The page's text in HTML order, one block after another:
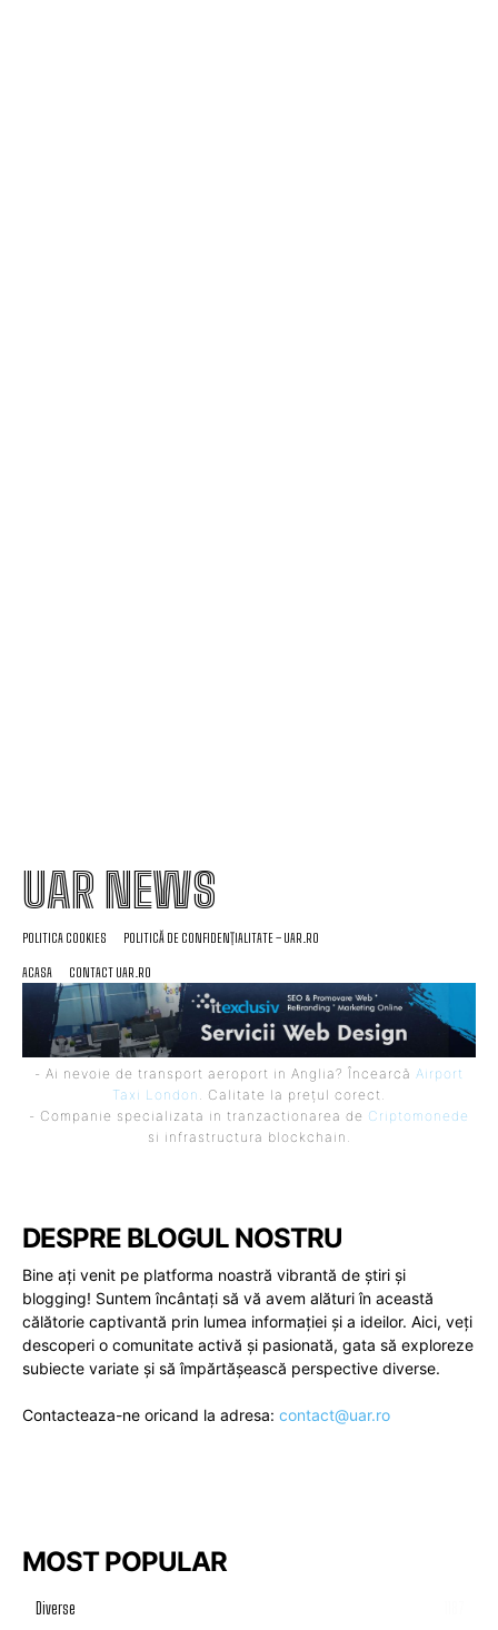
UAR NEWS
POLITICA COOKIES POLITICĂ DE CONFIDENȚIALITATE – UAR.RO
ACASA CONTACT UAR.RO
- Ai nevoie de transport aeroport in Anglia? Încearcă Airport
Taxi London . Calitate la prețul corect.
- Companie specializata in tranzactionarea de Criptomonede
si infrastructura blockchain.
DESPRE BLOGUL NOSTRU
Bine ați venit pe platforma noastră vibrantă de știri și
blogging! Suntem încântați să vă avem alături în această
călătorie captivantă prin lumea informației și a ideilor. Aici, veți
descoperi o comunitate activă și pasionată, gata să exploreze
subiecte variate și să împărtășească perspective diverse.
Contacteaza-ne oricand la adresa: contact@uar.ro
MOST POPULAR
Diverse